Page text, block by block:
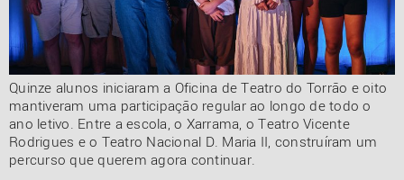
Quinze alunos iniciaram a Oficina de Teatro do Torrão e oito
mantiveram uma participação regular ao longo de todo o
ano letivo. Entre a escola, o Xarrama, o Teatro Vicente
Rodrigues e o Teatro Nacional D. Maria II, construíram um
percurso que querem agora continuar.